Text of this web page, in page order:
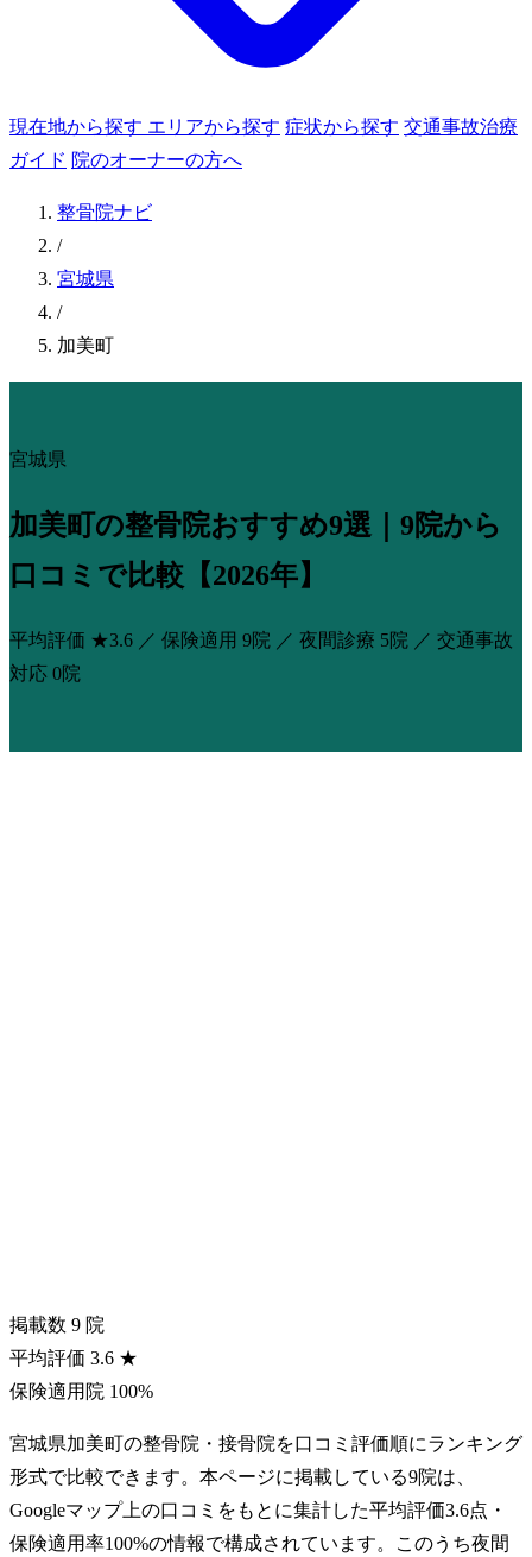
現在地から探す エリアから探す 症状から探す 交通事故治療
ガイド 院のオーナーの方へ
整骨院ナビ
/
宮城県
/
加美町
宮城県
加美町の整骨院おすすめ9選｜9院から
口コミで比較【2026年】
平均評価 ★3.6 ／ 保険適用 9院 ／ 夜間診療 5院 ／ 交通事故
対応 0院
掲載数 9 院
平均評価 3.6 ★
保険適用院 100%
宮城県加美町の整骨院・接骨院を口コミ評価順にランキング
形式で比較できます。本ページに掲載している9院は、
Googleマップ上の口コミをもとに集計した平均評価3.6点・
保険適用率100%の情報で構成されています。このうち夜間